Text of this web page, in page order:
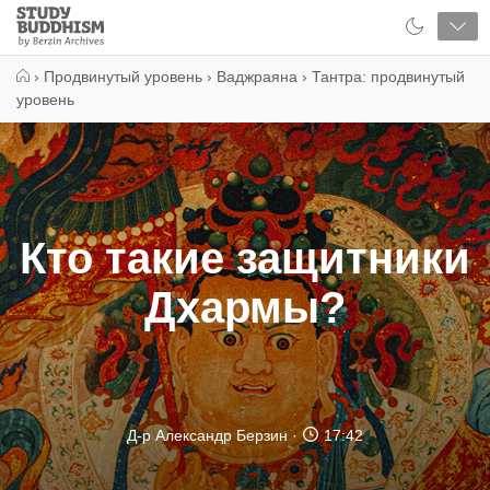
Close
Study
Buddhism
› Продвинутый уровень › Ваджраяна › Тантра: продвинутый
уровень
Кто такие защитники
Дхармы?
Д-р Александр Берзин 17:42